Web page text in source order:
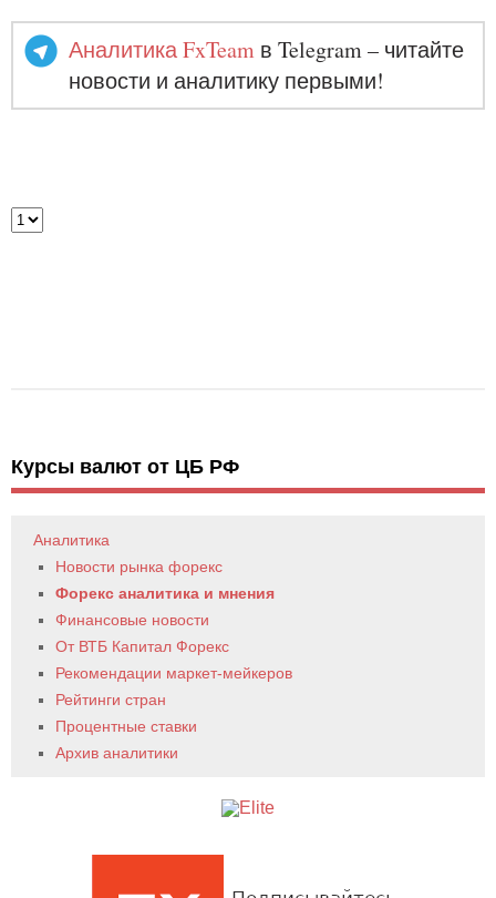
Аналитика FxTeam в Telegram – читайте
новости и аналитику первыми!
Курсы валют от ЦБ РФ
Аналитика
Новости рынка форекс
Форекс аналитика и мнения
Финансовые новости
От ВТБ Капитал Форекс
Рекомендации маркет-мейкеров
Рейтинги стран
Процентные ставки
Архив аналитики